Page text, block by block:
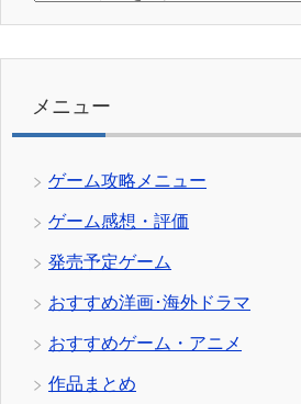
リ
メニュー
ゲーム攻略メニュー
ゲーム感想・評価
発売予定ゲーム
おすすめ洋画･海外ドラマ
おすすめゲーム・アニメ
作品まとめ